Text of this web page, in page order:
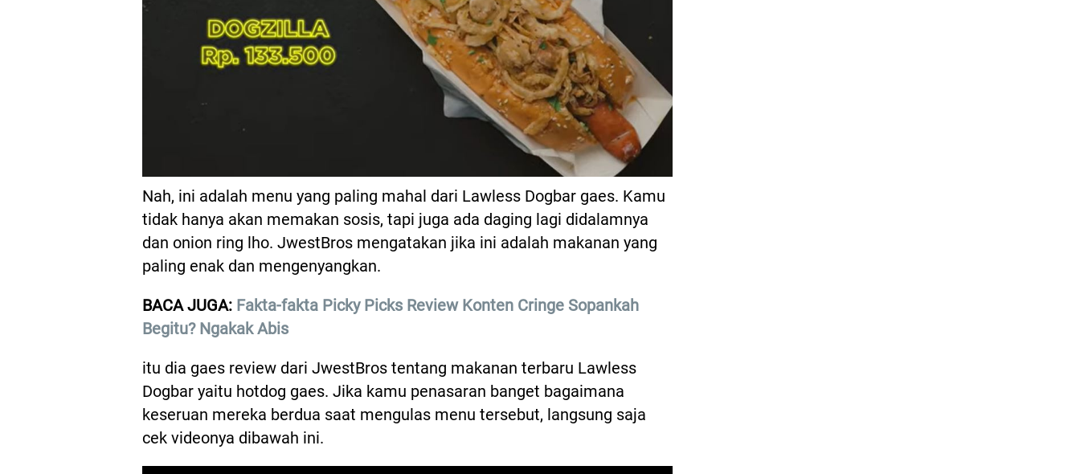
Nah, ini adalah menu yang paling mahal dari Lawless Dogbar gaes. Kamu
tidak hanya akan memakan sosis, tapi juga ada daging lagi didalamnya
dan onion ring lho. JwestBros mengatakan jika ini adalah makanan yang
paling enak dan mengenyangkan.
BACA JUGA: Fakta-fakta Picky Picks Review Konten Cringe Sopankah
Begitu? Ngakak Abis
itu dia gaes review dari JwestBros tentang makanan terbaru Lawless
Dogbar yaitu hotdog gaes. Jika kamu penasaran banget bagaimana
keseruan mereka berdua saat mengulas menu tersebut, langsung saja
cek videonya dibawah ini.